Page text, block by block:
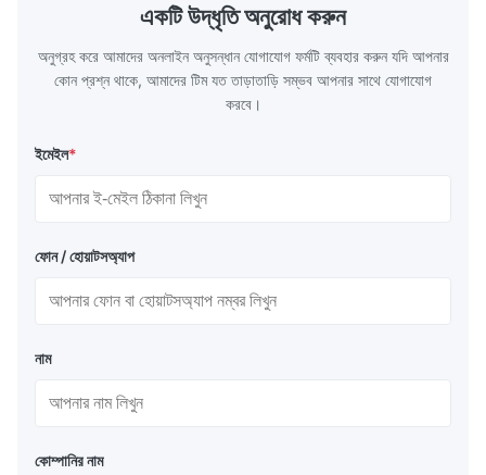
একটি উদ্ধৃতি অনুরোধ করুন
অনুগ্রহ করে আমাদের অনলাইন অনুসন্ধান যোগাযোগ ফর্মটি ব্যবহার করুন যদি আপনার
কোন প্রশ্ন থাকে, আমাদের টিম যত তাড়াতাড়ি সম্ভব আপনার সাথে যোগাযোগ
করবে।
ইমেইল*
ফোন / হোয়াটসঅ্যাপ
নাম
কোম্পানির নাম